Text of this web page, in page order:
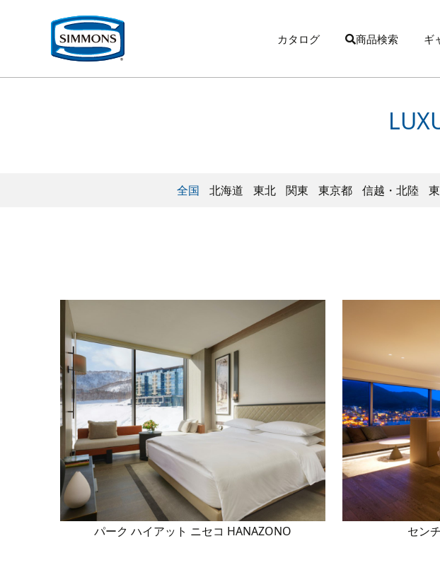
ン
テ
ン
ツ
カタログ
ド
ラ
イ
ニ
ン
グ
ベ
ッ
ド
品
ン
グ
商品検索 ギ
ラ
リ
ー
＆
シ
ョ
ー
ル
店
舗
一
覧
ー
ス
リ
リ
ー
ス
ン
ズ
の
哲
学
の
眠
り
の
た
め
に
リ
テ
ィ
＆
テ
ク
ノ
企
業
情
報
生
産・
物
流
体
制
イ
ン
タ
ー
ナ
シ
ョ
ナ
サ
イ
ト
の
ご
利
用
に
お
問
い
合
わ
せ
全国 北海道 東北 関東 東京都 信越・北陸
パーク ハイアット ニセコ HANAZONO セン